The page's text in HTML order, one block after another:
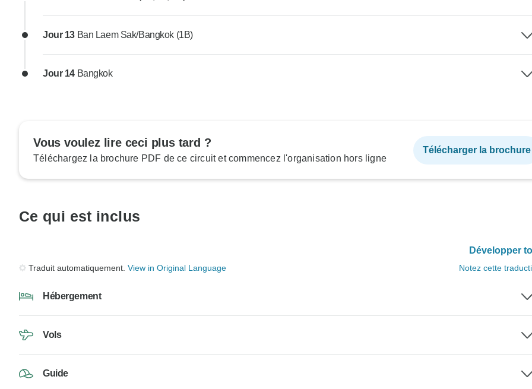
Jour 13 Ban Laem Sak/Bangkok (1B)
Jour 14 Bangkok
Vous voulez lire ceci plus tard ?
Téléchargez la brochure PDF de ce circuit et commencez l'organisation hors ligne
Télécharger la brochure
Ce qui est inclus
Développer
Traduit automatiquement. View in Original Language Notez cette
Hébergement
Vols
Guide